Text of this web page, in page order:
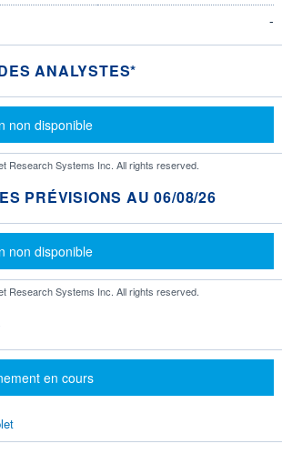
-
ANALYSTES*
non disponible
Research Systems Inc. All rights reserved.
PRÉVISIONS AU 06/08/26
non disponible
Research Systems Inc. All rights reserved.
en cours